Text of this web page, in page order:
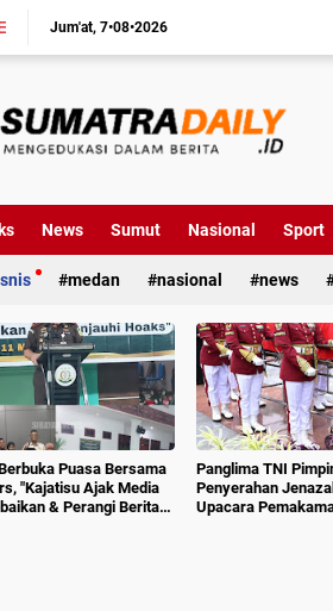
Jum'at 7•08•2026
News Sumut Nasional Sport
medan nasional news
Puasa Bersama
"Kajatisu Ajak Media
& Perangi Berita
Panglima TNI
Penyerahan
Upacara